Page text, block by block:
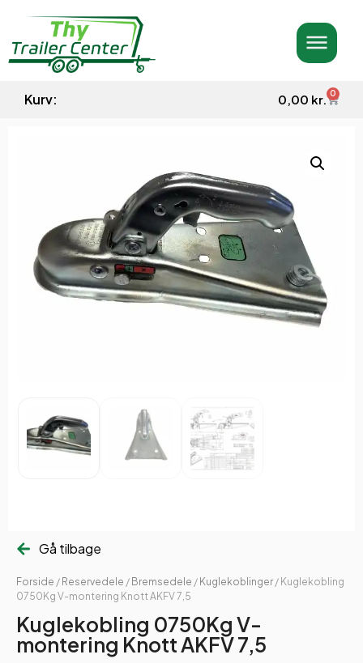
Kurv: 0,00 kr. 0
Gå tilbage
Forside / Reservedele / Bremsedele / Kuglekoblinger / Kuglekobling
0750Kg V-montering Knott AKFV 7,5
Kuglekobling 0750Kg V-
montering Knott AKFV 7,5